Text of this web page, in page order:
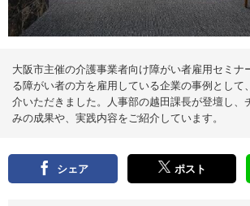
報
メ
デ
ィ
大阪市主催の介護事業者向け障がい者雇用セミナ
る障がい者の方を雇用している企業の事例として
介いただきました。人事部の越田課長が登壇し、
みの成果や、実践内容をご紹介しています。
シェア ポスト